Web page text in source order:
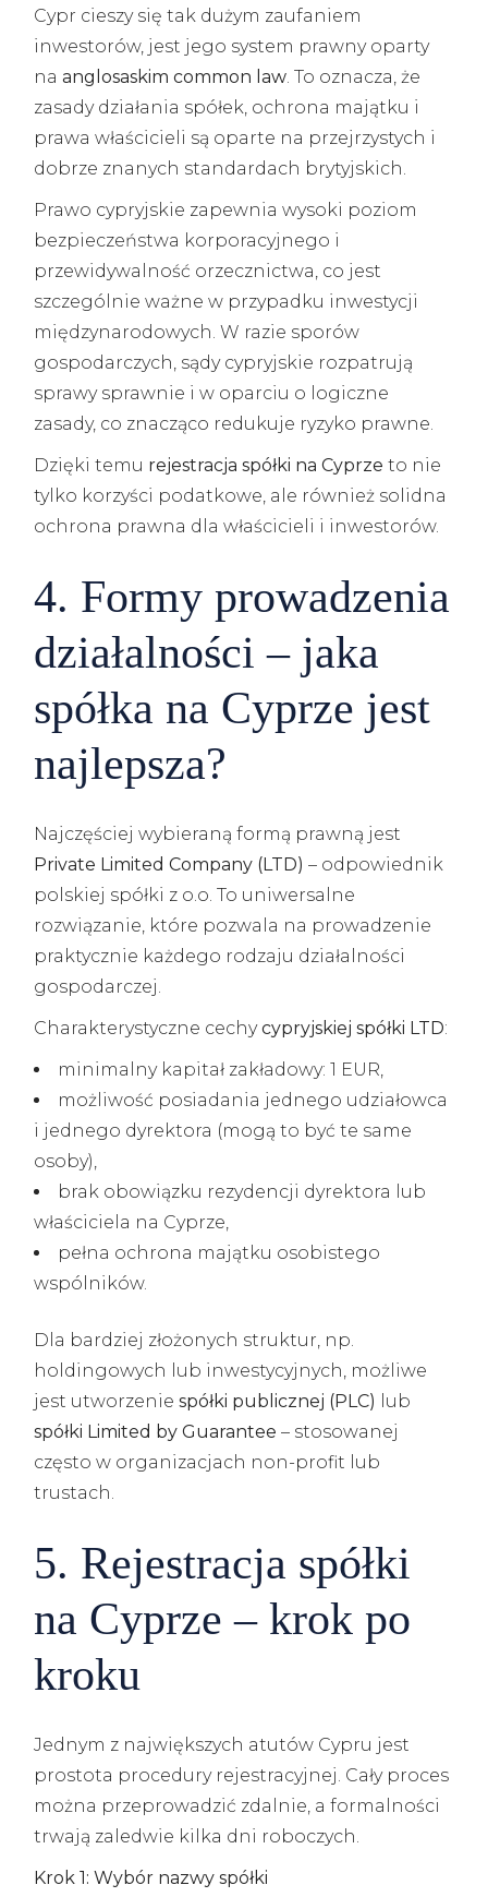
Cypr cieszy się tak dużym zaufaniem
inwestorów, jest jego system prawny oparty
naanglosaskim common law. To oznacza, że
zasady działania spółek, ochrona majątku i
prawa właścicieli są oparte na przejrzystych i
dobrze znanych standardach brytyjskich.
Prawo cypryjskie zapewnia wysoki poziom
bezpieczeństwa korporacyjnego i
przewidywalność orzecznictwa, co jest
szczególnie ważne w przypadku inwestycji
międzynarodowych. W razie sporów
gospodarczych, sądy cypryjskie rozpatrują
sprawy sprawnie i w oparciu o logiczne
zasady, co znacząco redukuje ryzyko prawne.
Dzięki temu rejestracja spółki na Cyprze to nie
tylko korzyści podatkowe, ale również solidna
ochrona prawna dla właścicieli i inwestorów.
4. Formy prowadzenia
działalności – jaka
spółka na Cyprze jest
najlepsza?
Najczęściej wybieraną formą prawną jest
Private Limited Company (LTD) – odpowiednik
polskiej spółki z o.o. To uniwersalne
rozwiązanie, które pozwala na prowadzenie
praktycznie każdego rodzaju działalności
gospodarczej.
Charakterystyczne cechycypryjskiej spółki LTD:
minimalny kapitał zakładowy: 1 EUR,
możliwość posiadania jednego udziałowca
i jednego dyrektora (mogą to być te same
osoby),
brak obowiązku rezydencji dyrektora lub
właściciela na Cyprze,
pełna ochrona majątku osobistego
wspólników.
Dla bardziej złożonych struktur, np.
holdingowych lub inwestycyjnych, możliwe
jest utworzeniespółki publicznej (PLC)
lub
spółki Limited by Guarantee – stosowanej
często w organizacjach non-profit lub
trustach.
5. Rejestracja spółki
na Cyprze – krok po
kroku
Jednym z największych atutów Cypru jest
prostota procedury rejestracyjnej. Cały proces
można przeprowadzić zdalnie, a formalności
trwają zaledwie kilka dni roboczych.
Krok 1: Wybór nazwy spółki